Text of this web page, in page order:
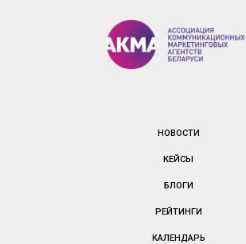
НОВОСТИ
КЕЙСЫ
БЛОГИ
РЕЙТИНГИ
КАЛЕНДАРЬ